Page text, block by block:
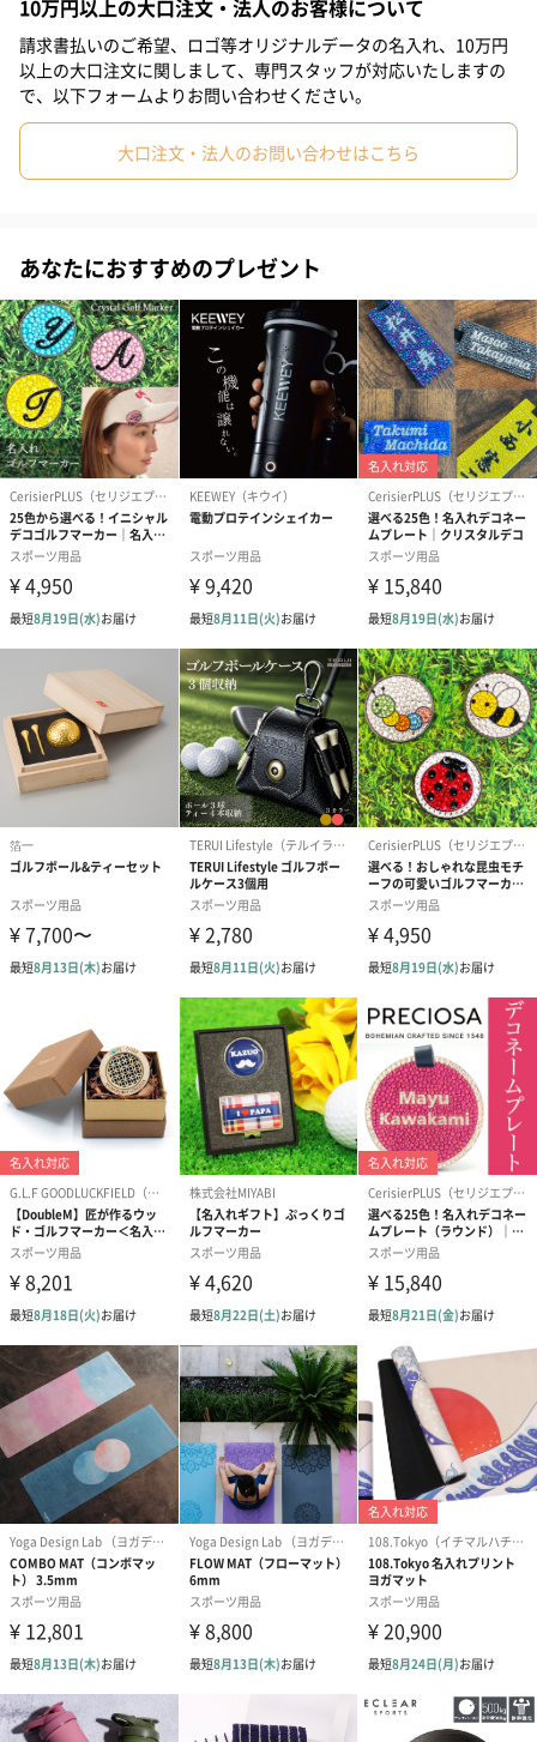
め！
折り目が付きづらく、高級感のあるパターマットを。
グリーンの部分は適切な長さに切りそろえることで、ボールがち
グリーンの速さは10フィートに設定
PuttOUTのパターマットはスティンプメーター10で設定されてお
り、コースにいなくても、中速から高速のグリーンで練習するこ
とができます。
アライメントラインがアドレス・ストロークをサポート
マットにはアライメントラインが引いてあり、ターゲットに対し
て真っ直ぐ向けるアドレス・正しいストロークをサポートしま
す。
両サイドには6フィートずつアライメントマークがあり、一目でタ
ーゲットまでの距離を測ることができます。
実際のカップの大きさと同じターゲットがプリント
マットの端には実際のカップの大きさを再現した円がプリントさ
れており、マットだけで練習が可能となります。
巻き癖がつきにくいフラットロール設計
厚みのあるTPRゴムを使用しているため、梱包から出してすぐに
平らに巻くことができ、常にスムーズで信頼性の高い巻き心地を
実現しています。
繰り返し使っても折り目がつかないため、毎回同じコンディショ
ンで練習が可能となります。
いつでもどこでもパッティング練習が可能に
パターマットを敷くだけでどこでも本番さながらの練習が可能に
なります。
お家や旅行先、コース前など空いた時間に練習・調整ができま
す。
また、手触りも良く、キレイなグリーンが再現されているので、
置くだけでおしゃれなインテリアになります。
#妻 #父親 #彼女 #祖母 #祖父 #上司女性
#上司男性 #同僚女性 #同僚男性 #男子大学生 #10代
#20代前半 #20代後半 #30代 #40代
#80代 #90代
10万円以上の大口注文・法人のお客様について
請求書払いのご希望、ロゴ等オリジナルデータの名入れ、10万円
以上の大口注文に関しまして、専門スタッフが対応いたしますの
で、以下フォームよりお問い合わせください。
大口注文・法人のお問い合わせはこちら
あなたにおすすめのプレゼント